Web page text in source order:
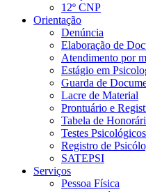
12º CNP
Orientação
Denúncia
Elaboração de
Atendimento por
Estágio em
Guarda de
Lacre de Material
Prontuário e
Tabela de
Testes Psicológicos
Registro de
SATEPSI
Serviços
Pessoa Física